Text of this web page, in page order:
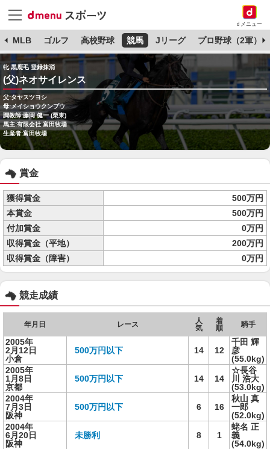
dメニュー
MLB ゴルフ 高校野球 競馬 Jリーグ プロ野球（2軍）
牝 黒鹿毛 登録抹消
(父)ネオサイレンス
父:タヤスツヨシ
母:メイショウクンプウ
調教師:藤岡 健一 (栗東)
馬主:有限会社 富田牧場
生産者:富田牧場
賞金
獲得賞金
500万円
本賞金
500万円
付加賞金
0万円
収得賞金（平地）
200万円
収得賞金（障害）
0万円
競走成績
年月日 レース
人
気
着
順
騎手
2005年
2月12日
小倉
500万円以下 14 12
千田 輝
彦
(55.0kg)
2005年
1月8日
京都
500万円以下 14 14
☆長谷
川 浩大
(53.0kg)
2004年
7月3日
阪神
500万円以下 6 16
秋山 真
一郎
(52.0kg)
2004年
6月20日
阪神
未勝利 8 1
蛯名 正
義
(54.0kg)